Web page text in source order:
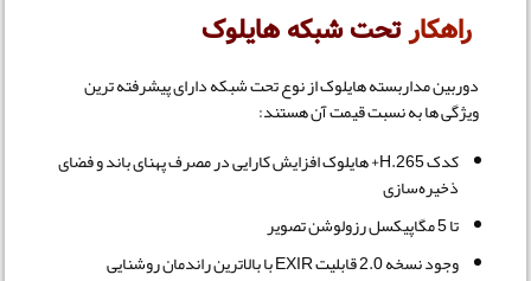
راهکارتحت شبکه هایلوک
دوربین مداربسته هایلوک از نوع تحت شبکه دارای پیشرفته ترین
ویژگی ها به نسبت قیمت آن هستند:
کدک H.265+ هایلوک افزایش کارایی در مصرف پهنای باند و فضای
ذخیره‌سازی
تا 5 مگاپیکسل رزولوشن تصویر
وجود نسخه 2.0 قابلیت EXIR با بالاترین راندمان روشنایی